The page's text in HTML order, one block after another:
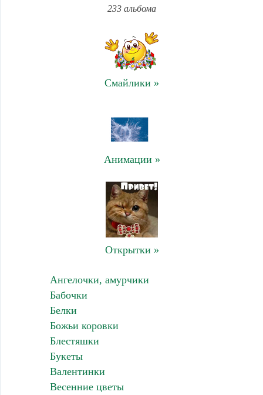
233 альбома
Смайлики »
Анимации »
Открытки »
Ангелочки, амурчики
Бабочки
Белки
Божьи коровки
Блестяшки
Букеты
Валентинки
Весенние цветы